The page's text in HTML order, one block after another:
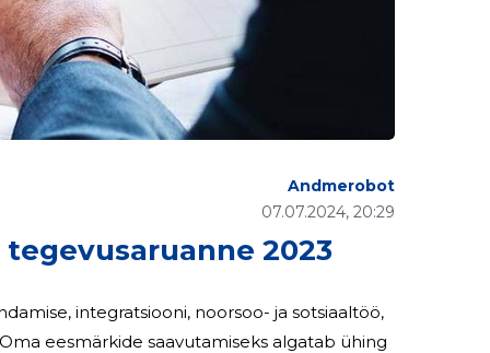
tegevusaruanne 2023
07.07.2024, 20:29
Andmerobot
integratsiooni, noorsoo- ja sotsiaaltöö,
eesmärkide saavutamiseks algatab ühing